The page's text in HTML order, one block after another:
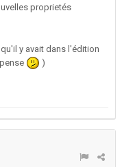
proprietés
y avait dans l'édition
)